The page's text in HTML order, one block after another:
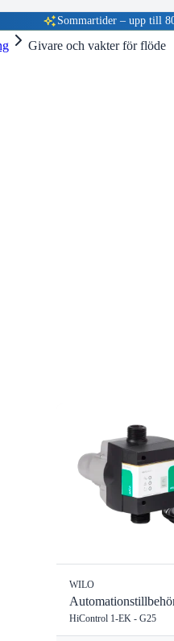
Sommartider – upp till
Givare och vakter för flöde
WILO
HiControl 1-EK - G25